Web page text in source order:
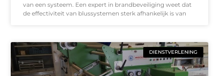
van een systeem. Een expert in brandbeveiliging weet dat
de effectiviteit van blussystemen sterk afhankelijk is van
DIENSTVERLENING